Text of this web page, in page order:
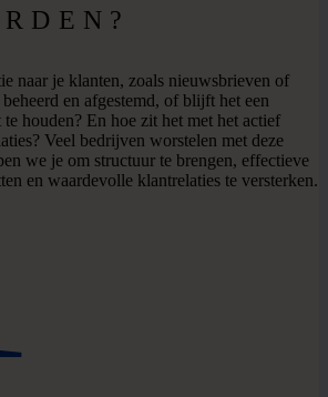
naar je klanten, zoals nieuwsbrieven of
en afgestemd, of blijft het een
houden? En hoe zit het met het actief
Veel bedrijven worstelen met deze
we je om structuur te brengen, effectieve
en waardevolle klantrelaties te versterken.